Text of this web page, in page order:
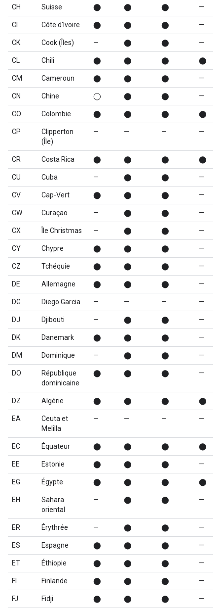
CH Suisse ⬤ ⬤ ⬤ —
CI Côte d'Ivoire ⬤ ⬤ ⬤ —
CK Cook (Îles) — ⬤ ⬤ —
CL Chili ⬤ ⬤ ⬤ ⬤
CM Cameroun ⬤ ⬤ ⬤ —
CN Chine ◯ ⬤ ⬤ —
CO Colombie ⬤ ⬤ ⬤ ⬤
CP
Clipperton
(Île)
— — — —
CR Costa Rica ⬤ ⬤ ⬤ ⬤
CU Cuba — ⬤ ⬤ —
CV Cap-Vert ⬤ ⬤ ⬤ —
CW Curaçao — ⬤ ⬤ —
CX Île Christmas — ⬤ ⬤ —
CY Chypre ⬤ ⬤ ⬤ —
CZ Tchéquie ⬤ ⬤ ⬤ —
DE Allemagne ⬤ ⬤ ⬤ —
DG Diego Garcia — — — —
DJ Djibouti — ⬤ ⬤ —
DK Danemark ⬤ ⬤ ⬤ —
DM Dominique — ⬤ ⬤ —
DO
République
dominicaine
⬤ ⬤ ⬤ —
DZ Algérie ⬤ ⬤ ⬤ ⬤
EA
Ceuta et
Melilla
— — — —
EC Équateur ⬤ ⬤ ⬤ ⬤
EE Estonie ⬤ ⬤ ⬤ —
EG Égypte ⬤ ⬤ ⬤ ⬤
EH
Sahara
oriental
— ⬤ ⬤ —
ER Érythrée — ⬤ ⬤ —
ES Espagne ⬤ ⬤ ⬤ —
ET Éthiopie ⬤ ⬤ ⬤ —
FI Finlande ⬤ ⬤ ⬤ —
FJ Fidji ⬤ ⬤ ⬤ —